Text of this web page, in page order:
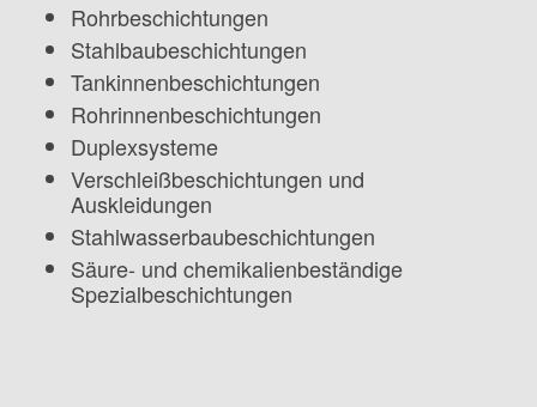
Rohrbeschichtungen
Stahlbaubeschichtungen
Tankinnenbeschichtungen
Rohrinnenbeschichtungen
Duplexsysteme
Verschleißbeschichtungen und
Auskleidungen
Stahlwasserbaubeschichtungen
Säure- und chemikalienbeständige
Spezialbeschichtungen